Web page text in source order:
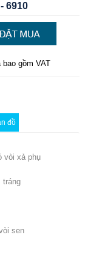
6910
gồm VAT
đồ
vòi xả phụ
tráng
sen